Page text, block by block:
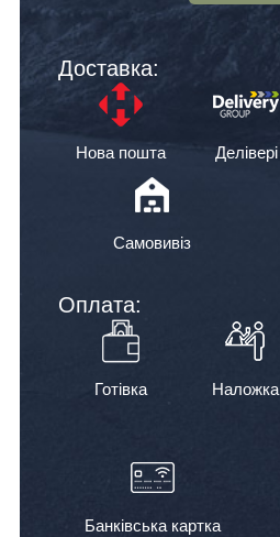
Доставка:
Нова пошта Делівері
Самовивіз
Оплата:
Готівка Наложка
Банківська картка